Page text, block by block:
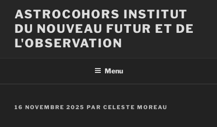
contenu
principal
ASTROCOHORS INSTITUT
DU NOUVEAU FUTUR ET DE
L'OBSERVATION
Menu
PUBLIÉ
16 NOVEMBRE 2025 PAR CELESTE MOREAU